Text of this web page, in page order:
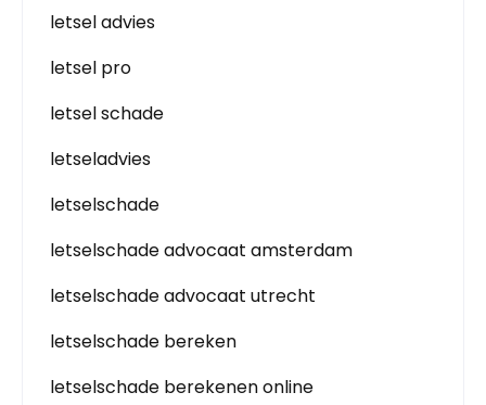
letsel advies
letsel pro
letsel schade
letseladvies
letselschade
letselschade advocaat amsterdam
letselschade advocaat utrecht
letselschade bereken
letselschade berekenen online